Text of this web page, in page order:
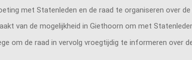
met Statenleden en de raad te organiseren over de
van de mogelijkheid in Giethoorn om met
om de raad in vervolg vroegtijdig te informeren over